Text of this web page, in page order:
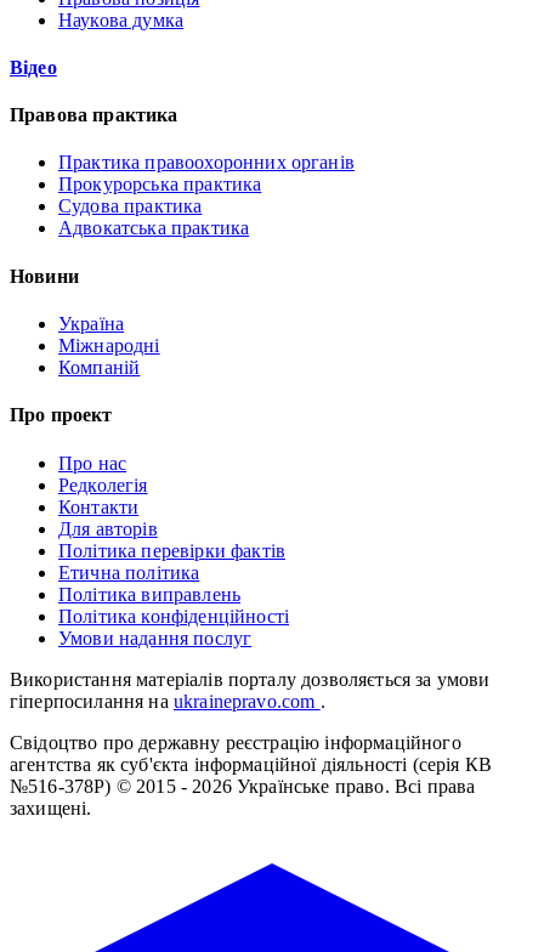
Наукова думка
Відео
Правова практика
Практика правоохоронних органів
Прокурорська практика
Судова практика
Адвокатська практика
Новини
Україна
Міжнародні
Компаній
Про проект
Про нас
Редколегія
Контакти
Для авторів
Політика перевірки фактів
Етична політика
Політика виправлень
Політика конфіденційності
Умови надання послуг
Використання матеріалів порталу дозволяється за умови
гіперпосилання на ukrainepravo.com .
Свідоцтво про державну реєстрацію інформаційного
агентства як суб'єкта інформаційної діяльності (серія КВ
№516-378Р) © 2015 - 2026 Українське право. Всі права
захищені.